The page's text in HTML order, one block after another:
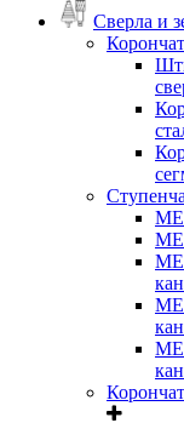
Сверла и